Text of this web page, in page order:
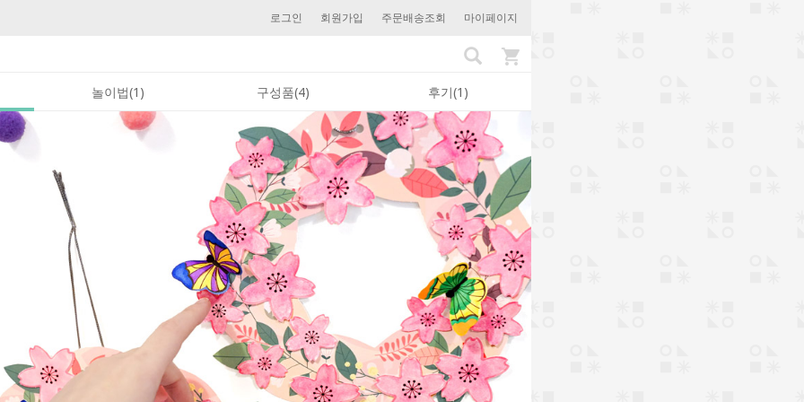
로그인 회원가입 주문배송조회 마이페이지
놀이법(1) 구성품(4) 후기(1)